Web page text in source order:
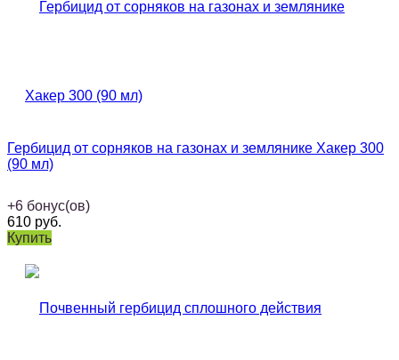
Гербицид от сорняков на газонах и землянике Хакер 300
(90 мл)
+6 бонус(ов)
610 руб.
Купить